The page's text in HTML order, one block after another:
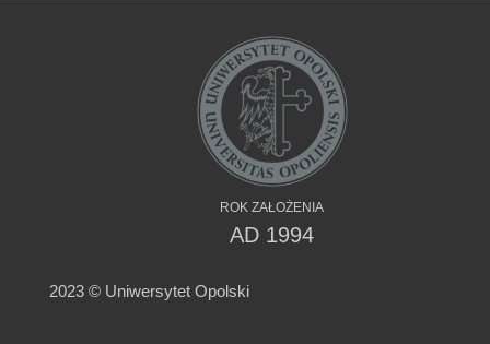
ROK ZAŁOŻENIA
AD 1994
2023 © Uniwersytet Opolski